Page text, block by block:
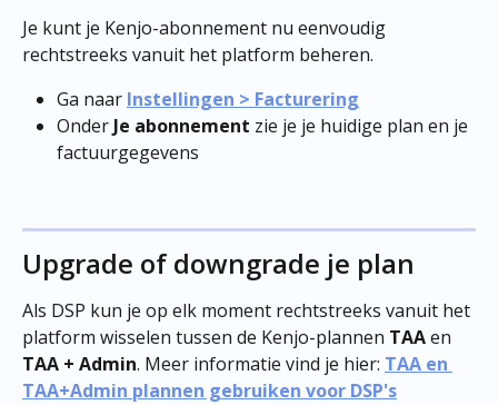
Je kunt je Kenjo-abonnement nu eenvoudig
rechtstreeks vanuit het platform beheren.
Ga naar Instellingen > Facturering
Onder Je abonnement zie je je huidige plan en je
factuurgegevens
Upgrade of downgrade je plan
Als DSP kun je op elk moment rechtstreeks vanuit het
platform wisselen tussen de Kenjo-plannen TAA en
TAA + Admin. Meer informatie vind je hier: TAA en
TAA+Admin plannen gebruiken voor DSP's